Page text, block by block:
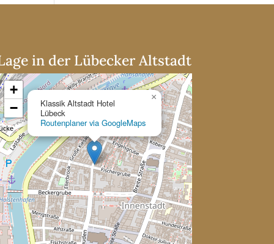
in der Lübecker Altstadt
Klassik Altstadt Hotel
Lübeck
Routenplaner via GoogleMaps
×
+
−